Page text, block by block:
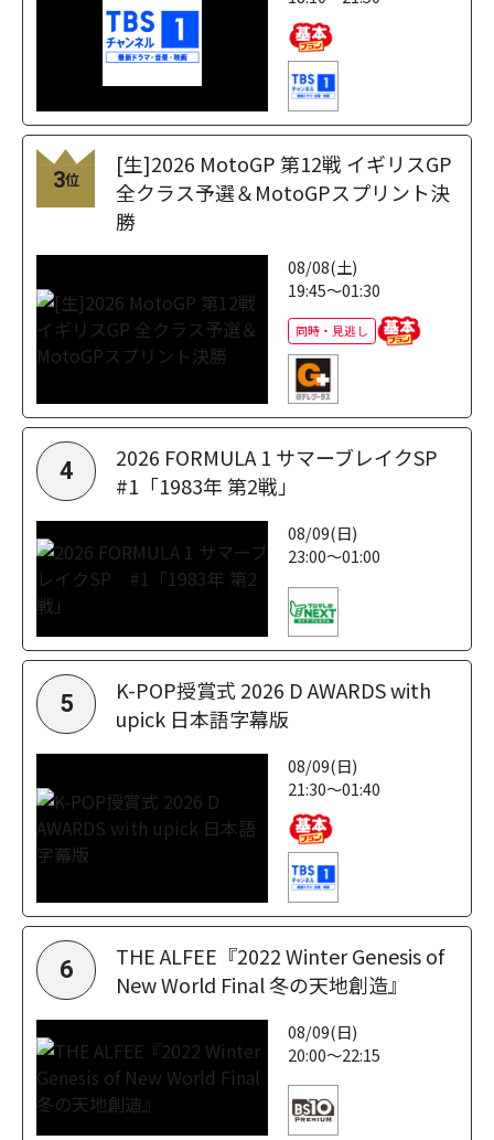
3位
[生]2026 MotoGP 第12戦 イギリスGP
全クラス予選＆MotoGPスプリント決
勝
08/08(土)
19:45～01:30
同時・見逃し
4
2026 FORMULA 1 サマーブレイクSP
#1「1983年 第2戦」
08/09(日)
23:00～01:00
5
K-POP授賞式 2026 D AWARDS with
upick 日本語字幕版
08/09(日)
21:30～01:40
6
THE ALFEE『2022 Winter Genesis of
New World Final 冬の天地創造』
08/09(日)
20:00～22:15